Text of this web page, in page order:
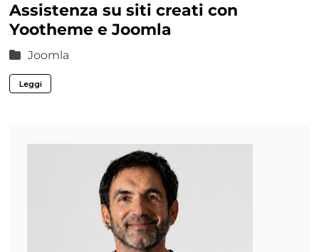
Assistenza su siti creati con
Yootheme e Joomla
Joomla
Leggi